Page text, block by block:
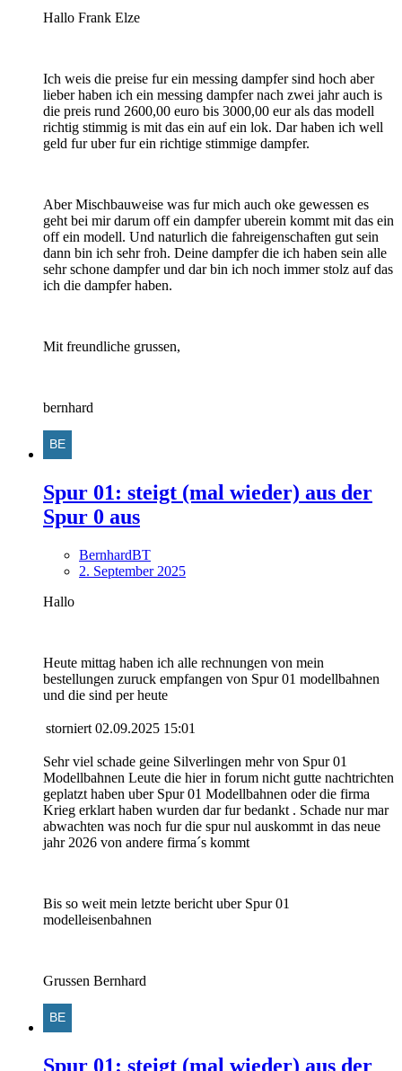
Hallo Frank Elze
Ich weis die preise fur ein messing dampfer sind hoch aber
lieber haben ich ein messing dampfer nach zwei jahr auch is
die preis rund 2600,00 euro bis 3000,00 eur als das modell
richtig stimmig is mit das ein auf ein lok. Dar haben ich well
geld fur uber fur ein richtige stimmige dampfer.
Aber Mischbauweise was fur mich auch oke gewessen es
geht bei mir darum off ein dampfer uberein kommt mit das ein
off ein modell. Und naturlich die fahreigenschaften gut sein
dann bin ich sehr froh. Deine dampfer die ich haben sein alle
sehr schone dampfer und dar bin ich noch immer stolz auf das
ich die dampfer haben.
Mit freundliche grussen,
bernhard
Spur 01: steigt (mal wieder) aus der
Spur 0 aus
BernhardBT
2. September 2025
Hallo
Heute mittag haben ich alle rechnungen von mein
bestellungen zuruck empfangen von Spur 01 modellbahnen
und die sind per heute
storniert 02.09.2025 15:01
Sehr viel schade geine Silverlingen mehr von Spur 01
Modellbahnen Leute die hier in forum nicht gutte nachtrichten
geplatzt haben uber Spur 01 Modellbahnen oder die firma
Krieg erklart haben wurden dar fur bedankt . Schade nur mar
abwachten was noch fur die spur nul auskommt in das neue
jahr 2026 von andere firma´s kommt
Bis so weit mein letzte bericht uber Spur 01
modelleisenbahnen
Grussen Bernhard
Spur 01: steigt (mal wieder) aus der